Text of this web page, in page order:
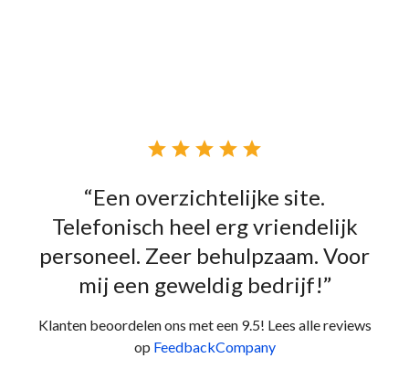
    
“Een overzichtelijke site.
Telefonisch heel erg vriendelijk
personeel. Zeer behulpzaam. Voor
mij een geweldig bedrijf!”
Klanten beoordelen ons met een 9.5! Lees alle reviews
op FeedbackCompany